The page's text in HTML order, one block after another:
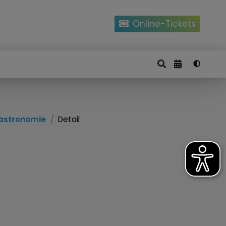
Online-Tickets
Detail